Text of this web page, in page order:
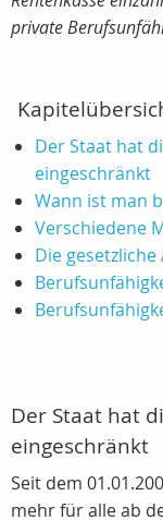
private
Der Staat hat
eingeschränkt
Wann ist man
Verschiedene
Die
Der Staat hat
eingeschränkt
Seit dem
mehr für alleab